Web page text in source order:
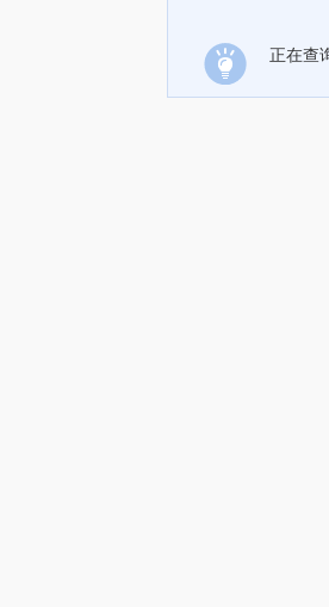
正在查